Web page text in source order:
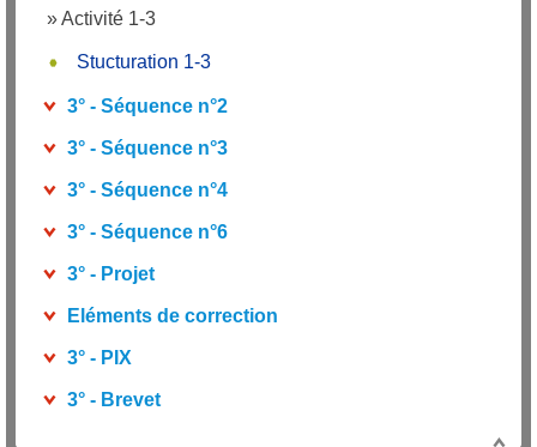
»Activité 1-3
Stucturation 1-3
3° - Séquence n°2
3° - Séquence n°3
3° - Séquence n°4
3° - Séquence n°6
3° - Projet
Eléments de correction
3° - PIX
3° - Brevet